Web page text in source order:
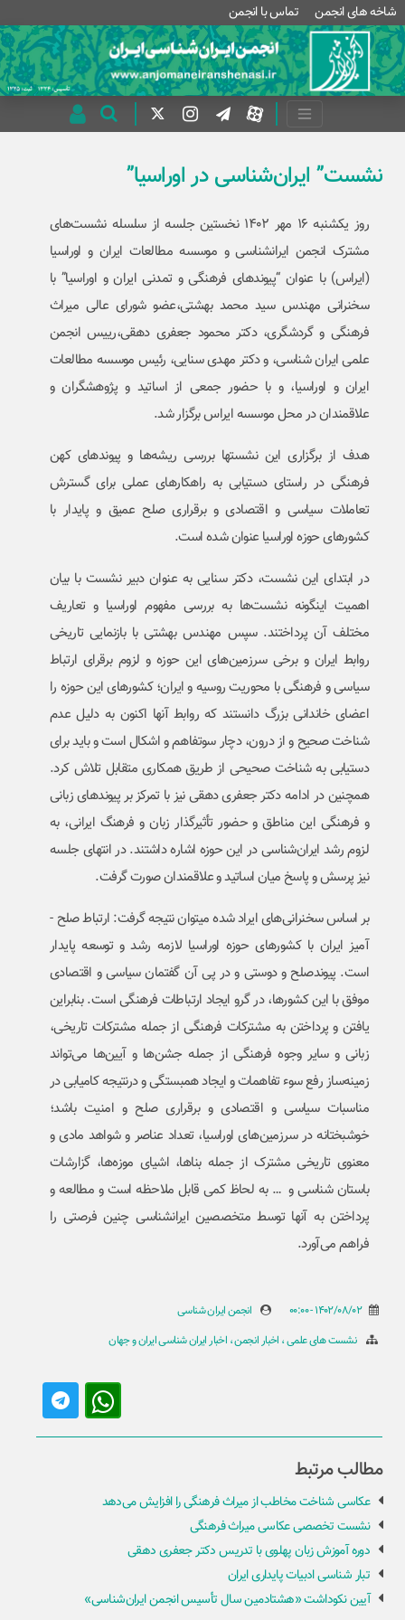
شاخه های انجمن تماس با انجمن
نشست” ایران‌شناسی در اوراسیا”
روز یکشنبه ۱۶ مهر ۱۴۰۲ نخستین جلسه از سلسله نشست‌های
مشترک انجمن ایران­شناسی و موسسه مطالعات ایران و اوراسیا
(ایراس) با عنوان “پیوندهای فرهنگی و تمدنی ایران و اوراسیا” با
سخنرانی مهندس سید محمد بهشتی،عضو شورای عالی میراث
فرهنگی و گردشگری، دکتر محمود جعفری دهقی،رییس انجمن
علمی ایران شناسی، و دکتر مهدی سنایی، رئیس موسسه مطالعات
ایران و اوراسیا، و با حضور جمعی از اساتید و پژوهشگران و
علاقمندان در محل موسسه ایراس برگزار شد.
هدف از برگزاری این نشست­ها بررسی ریشه­‌ها و پیوندهای کهن
فرهنگی در راستای دستیابی به راهکارهای عملی برای گسترش
تعاملات سیاسی و اقتصادی و برقراری صلح عمیق و پایدار با
کشورهای حوزه اوراسیا عنوان شده است.
در ابتدای این نشست، دکتر سنایی به عنوان دبیر نشست با بیان
اهمیت این­گونه نشست­‌ها به بررسی مفهوم اوراسیا و تعاریف
مختلف آن پرداختند. سپس مهندس بهشتی با بازنمایی تاریخی
روابط ایران و برخی سرزمین­‌های این حوزه و لزوم برقرای ارتباط
سیاسی و فرهنگی با محوریت روسیه و ایران؛ کشورهای این حوزه را
اعضای خاندانی بزرگ دانستند که روابط آن­ها اکنون به دلیل عدم
شناخت صحیح و از درون، دچار سوتفاهم و اشکال است و باید برای
دستیابی به شناخت صحیحی از طریق همکاری متقابل تلاش کرد.
همچنین در ادامه دکتر جعفری دهقی نیز با تمرکز بر پیوندهای زبانی
و فرهنگی این مناطق و حضور تأثیرگذار زبان و فرهنگ ایرانی، به
لزوم رشد ایران‌شناسی در این حوزه اشاره داشتند. در انتهای جلسه
نیز پرسش و پاسخ میان اساتید و علاقمندان صورت گرفت.
بر اساس سخنرانی­‌های ایراد شده می­توان نتیجه گرفت: ارتباط صلح ­
آمیز ایران با کشورهای حوزه اوراسیا لازمه رشد و توسعه پایدار
است. پیوندصلح و دوستی و در پی آن گفتمان سیاسی و اقتصادی
موفق با این کشورها، در گرو ایجاد ارتباطات فرهنگی است. بنابراین
یافتن و پرداختن به مشترکات فرهنگی از جمله مشترکات تاریخی،
زبانی و سایر وجوه فرهنگی از جمله جشن‌ها و آیین­‌ها می­‌تواند
زمینه­‌ساز رفع سوء تفاهمات و ایجاد همبستگی و درنتیجه کامیابی در
مناسبات سیاسی و اقتصادی و برقراری صلح و امنیت باشد؛
خوشبختانه در سرزمین­‌های اوراسیا، تعداد عناصر و شواهد مادی و
معنوی تاریخی مشترک از جمله بناها، اشیای موزه‌­ها، گزارشات
باستان ­شناسی و … به لحاظ کمی قابل ملاحظه است و مطالعه و
پرداختن به آنها توسط متخصصین ایران­شناسی چنین فرصتی را
فراهم می­‌آورد.
1402/08/02 - 00:00
انجمن ایران شناسی
نشست های علمی اخبار انجمن اخبار ایران شناسی ایران و جهان
مطالب مرتبط
عکاسی شناخت مخاطب از میراث فرهنگی را افزایش می‌دهد
نشست تخصصی عکاسی میراث فرهنگی
دوره آموزش زبان پهلوی با تدریس دکتر جعفری دهقی
تبار شناسی ادبیات پایداری ایران
آیین نکوداشت «هشتادمین سال تأسیس انجمن ایران‌شناسی»